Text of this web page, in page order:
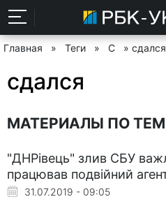
Главная » Теги » С » сдался
сдался
МАТЕРИАЛЫ ПО
"ДНРівець" злив СБУ
працював подвійний
31.07.2019 - 09:05